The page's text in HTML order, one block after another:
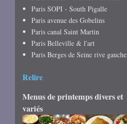
Paris SOPI - South Pigalle
Paris avenue des Gobelins
Paris canal Saint Martin
Paris Belleville & l'art
Paris Berges de Seine rive gauche
Relire
Menus de printemps divers et
variés